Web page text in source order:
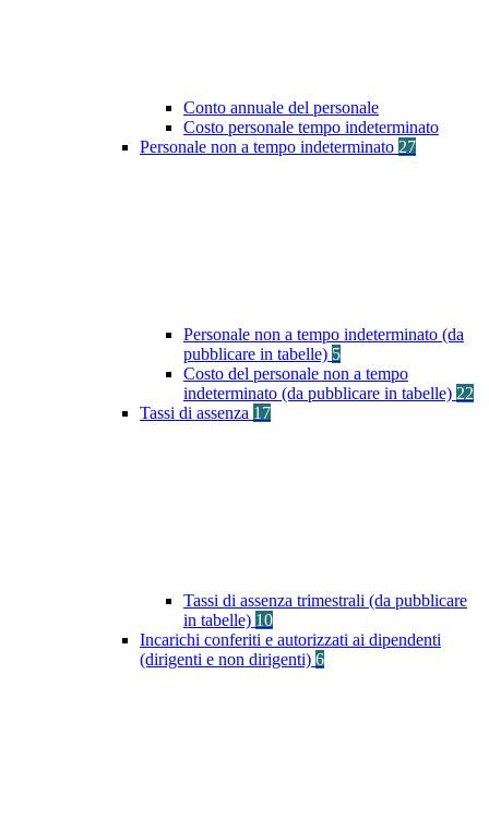
Conto annuale del personale
Costo personale tempo indeterminato
Personale non a tempo indeterminato 27
Personale non a tempo indeterminato (da
pubblicare in tabelle) 5
Costo del personale non a tempo
indeterminato (da pubblicare in tabelle) 22
Tassi di assenza 17
Tassi di assenza trimestrali (da pubblicare
in tabelle) 10
Incarichi conferiti e autorizzati ai dipendenti
(dirigenti e non dirigenti) 6